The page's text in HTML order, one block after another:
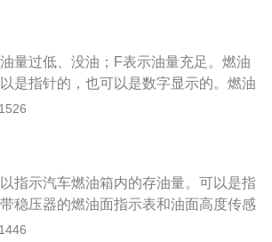
油箱中，依靠汽油对它进行散热和润
少其使用寿命；2、加油时不建议加
发成汽油蒸汽，需要有空间来容纳。如
液体汽油便进入到碳罐储存，碳罐存满
3、指示偏差。日常更换电瓶或汽油滤
量过低、没油；F表示油量充足。燃油
是指针的，也可以是数字显示的。燃油
传感器组成。燃油低油面报警装置的作
等报警灯亮时再加油，因为汽油泵在
油量过少将不利于油泵正常工作，减少
汽油受热膨胀和在夏季高温下挥发成
过满没有一点空间，汽油蒸汽甚至液体
到空气中，不但浪费还污染环境；3、
指示汽车燃油箱内的存油量。可以是指
稳压器的燃油面指示表和油面高度传感
燃油箱内的燃油量少于某一规定值时立